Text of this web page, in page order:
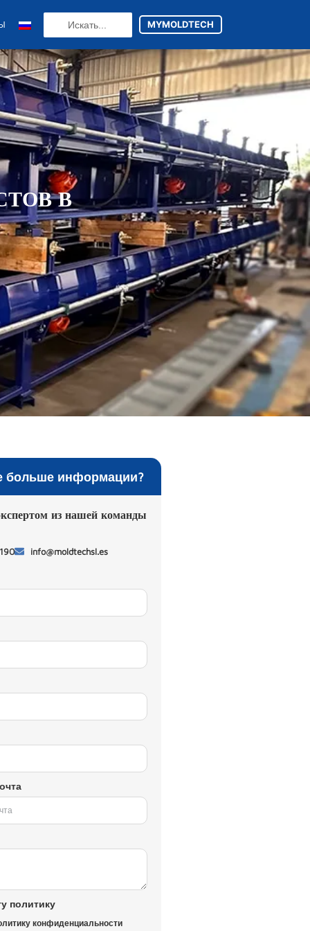
FR
ES
MYMOLDTECH
В
больше информации?
из нашей команды
info@moldtechsl.es
политику
конфиденциальности